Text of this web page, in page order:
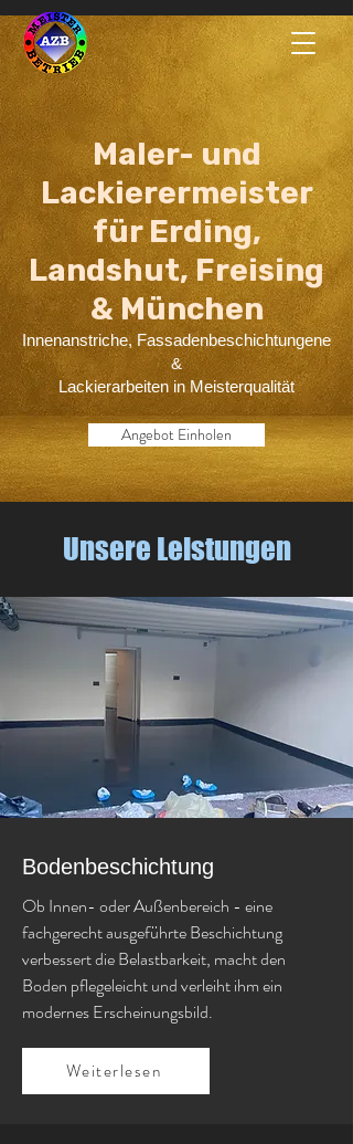
Maler- und
Lackierermeister
für Erding,
Landshut, Freising
& München
Innenanstriche, Fassadenbeschichtungene
&
Lackierarbeiten in Meisterqualität
Angebot Einholen
Unsere Leistungen
Bodenbeschichtung
Ob Innen- oder Außenbereich - eine
fachgerecht ausgeführte Beschichtung
verbessert die Belastbarkeit, macht den
Boden pflegeleicht und verleiht ihm ein
modernes Erscheinungsbild.
Weiterlesen